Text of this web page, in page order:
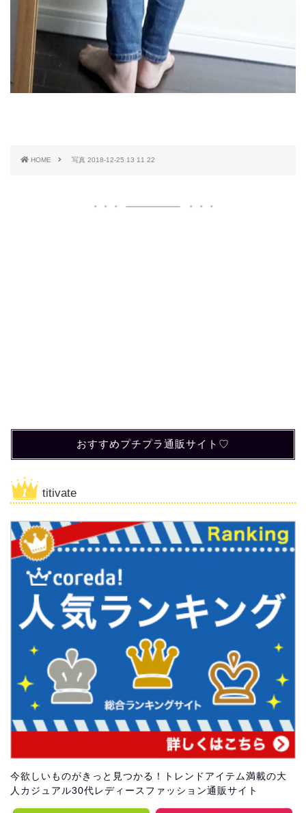
HOME 写真 2018-12-25 13 11 22
おすすめプチプラ通販サイト♡
titivate
今欲しいものがきっと見つかる！トレンドアイテム満載の大
人カジュアル30代レディースファッション通販サイト